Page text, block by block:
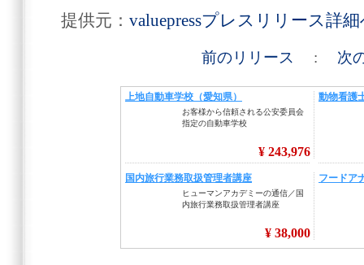
提供元： valuepressプレスリリース詳
前のリリース : 次